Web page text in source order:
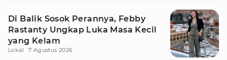
Di Balik Sosok Perannya, Febby
Rastanty Ungkap Luka Masa Kecil
yang Kelam
Lokal 7 Agustus 2026